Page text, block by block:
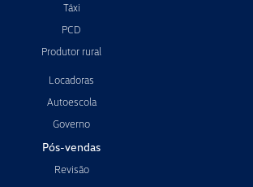
Táxi
PCD
Produtor rural
Locadoras
Autoescola
Governo
Pós-vendas
Revisão